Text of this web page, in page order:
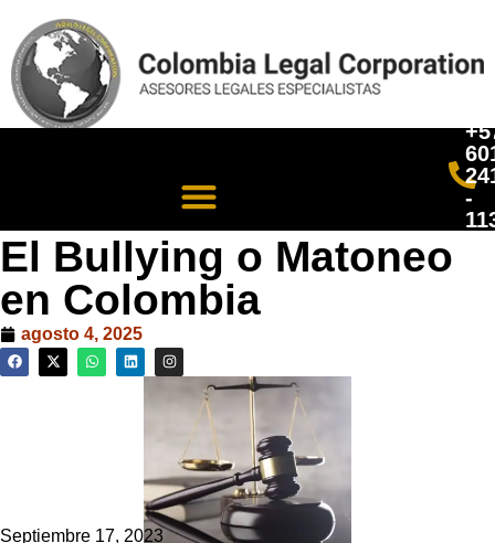
-
El Bullying o Matoneo
en Colombia
agosto 4, 2025
Septiembre 17, 2023